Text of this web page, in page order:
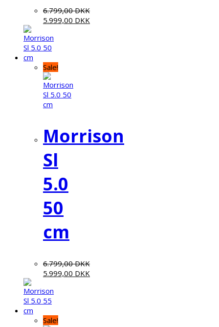
6.799,00DKK
5.999,00 DKK
Sale!
Morrison
Sl
5.0
50
cm
6.799,00DKK
5.999,00 DKK
Sale!